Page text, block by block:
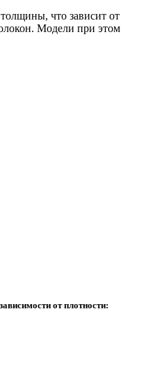
что зависит от
Модели при этом
от плотности: